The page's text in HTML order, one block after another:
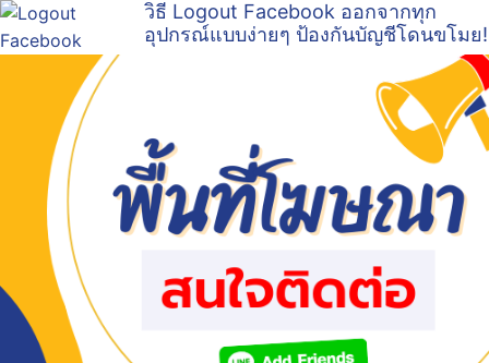
วิธี Logout Facebook ออกจากทุก
อุปกรณ์แบบง่ายๆ ป้องกันบัญชีโดนขโมย!